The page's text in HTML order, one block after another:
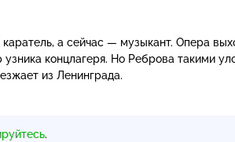
а сейчас — музыкант. Опера
концлагеря. Но Реброва такими
из Ленинграда.
.